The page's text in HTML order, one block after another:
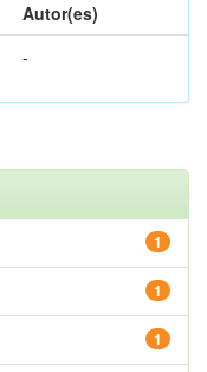
Autor(es)
-
1
1
1